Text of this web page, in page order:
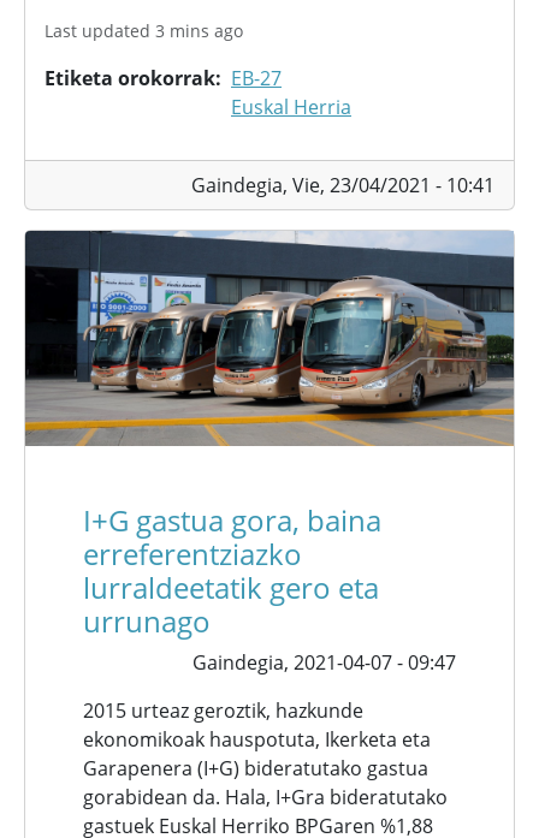
Last updated 3 mins ago
Etiketa orokorrak
EB-27
Euskal Herria
Gaindegia, Vie, 23/04/2021 - 10:41
I+G gastua gora, baina
erreferentziazko
lurraldeetatik gero eta
urrunago
Gaindegia, 2021-04-07 - 09:47
2015 urteaz geroztik, hazkunde
ekonomikoak hauspotuta, Ikerketa eta
Garapenera (I+G) bideratutako gastua
gorabidean da. Hala, I+Gra bideratutako
gastuek Euskal Herriko BPGaren %1,88